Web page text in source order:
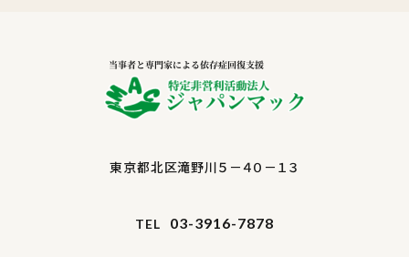
東京都北区滝野川５－４０－１３
TEL 03-3916-7878